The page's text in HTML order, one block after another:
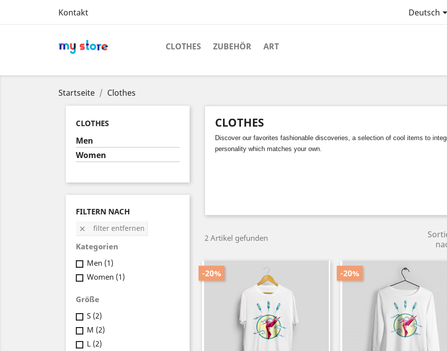
Kontakt Deutsch
CLOTHES ZUBEHÖR ART
Startseite Clothes
CLOTHES
Men
Women
FILTERN NACH
 filter entfernen
Kategorien
Men (1)
Women (1)
Größe
S (2)
M (2)
L (2)
CLOTHES
Discover our favorites fashionable discoveries, a selection of cool items to
personality which matches your own.
2 Artikel gefunden
-20% -20%